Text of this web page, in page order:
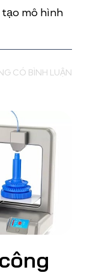
mô hình
CÓ BÌNH LUẬN